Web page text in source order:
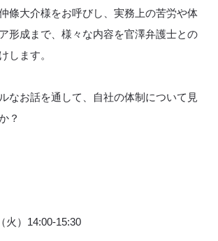
條大介様をお呼びし、実務上の苦労や体
形成まで、様々な内容を官澤弁護士との
します。
なお話を通して、自社の体制について見
？
火）14:00-15:30